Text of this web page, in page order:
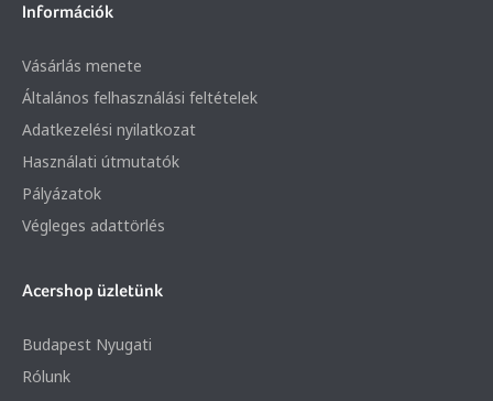
Információk
Vásárlás menete
Általános felhasználási feltételek
Adatkezelési nyilatkozat
Használati útmutatók
Pályázatok
Végleges adattörlés
Acershop üzletünk
Budapest Nyugati
Rólunk